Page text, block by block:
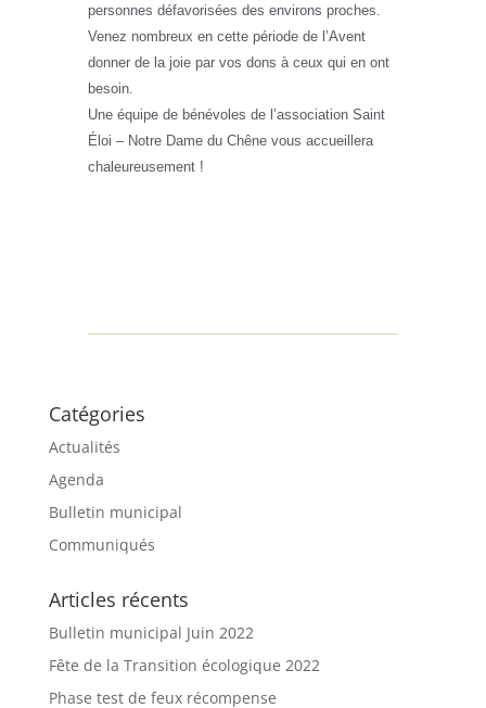
personnes défavorisées des environs proches.
Venez nombreux en cette période de l’Avent
donner de la joie par vos dons à ceux qui en ont
besoin.
Une équipe de bénévoles de l’association Saint
Éloi – Notre Dame du Chêne vous accueillera
chaleureusement !
Catégories
Actualités
Agenda
Bulletin municipal
Communiqués
Articles récents
Bulletin municipal Juin 2022
Fête de la Transition écologique 2022
Phase test de feux récompense